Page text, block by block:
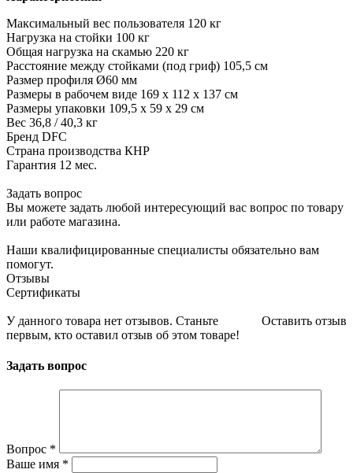
Максимальный вес пользователя 120 кг
Нагрузка на стойки 100 кг
Общая нагрузка на скамью 220 кг
Расстояние между стойками (под гриф) 105,5 см
Размер профиля Ø60 мм
Размеры в рабочем виде 169 х 112 х 137 см
Размеры упаковки 109,5 х 59 х 29 см
Вес 36,8 / 40,3 кг
Бренд DFC
Страна производства КНР
Гарантия 12 мес.
Задать вопрос
Вы можете задать любой интересующий вас вопрос по товару
или работе магазина.
Наши квалифицированные специалисты обязательно вам
помогут.
Отзывы
Сертификаты
Оставить отзыв
У данного товара нет отзывов. Станьте
первым, кто оставил отзыв об этом товаре!
Задать вопрос
Вопрос *
Ваше имя *